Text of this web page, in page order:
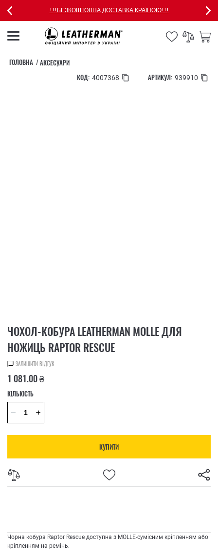
!!!БЕЗКОШТОВНА ДОСТАВКА КРАЇНОЮ!!!
ГОЛОВНА
АКСЕСУАРИ
КОД: 4007368 АРТИКУЛ: 939910
ЧОХОЛ-КОБУРА LEATHERMAN MOLLE ДЛЯ
НОЖИЦЬ RAPTOR RESCUE
ЗАЛИШИТИ ВІДГУК
1 081.00 ₴
КІЛЬКІСТЬ
КУПИТИ
Чорна кобура Raptor Rescue доступна з MOLLE-сумісним кріпленням або
кріпленням на ремінь.